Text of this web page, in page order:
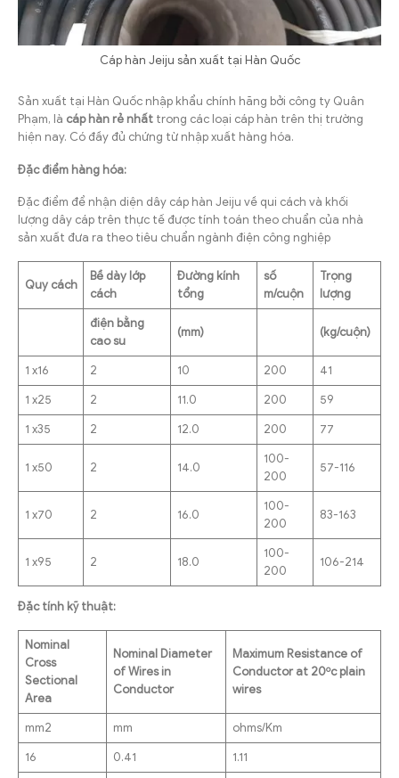
Cáp hàn Jeiju sản xuất tại Hàn Quốc
Sản xuất tại Hàn Quốc nhập khẩu chính hãng bởi công ty Quân
Phạm, là cáp hàn rẻ nhất trong các loại cáp hàn trên thị trường
hiện nay. Có đầy đủ chứng từ nhập xuất hàng hóa.
Đặc điểm hàng hóa:
Đặc điểm để nhận diện dây cáp hàn Jeiju về qui cách và khối
lượng dây cáp trên thực tế được tính toán theo chuẩn của nhà
sản xuất đưa ra theo tiêu chuẩn ngành điện công nghiệp
Quy cách
Bề dày lớp
cách
Đường kính
tổng
số
m/cuộn
Trọng
lượng
điện bằng
cao su
(mm) (kg/cuộn)
1 x16 2 10 200
41
1 x25
2 11.0 200
59
1 x35
2 12.0 200 77
1 x50 2 14.0
100-
200
57-116
1 x70 2 16.0
100-
200
83-163
1 x95 2 18.0
100-
200
106-214
Đặc tính kỹ thuật:
Nominal
Cross
Sectional
Area
Nominal Diameter
of Wires in
Conductor
Maximum Resistance of
Conductor at 20oc plain
wires
mm2 mm
ohms/Km
16
0.41 1.11